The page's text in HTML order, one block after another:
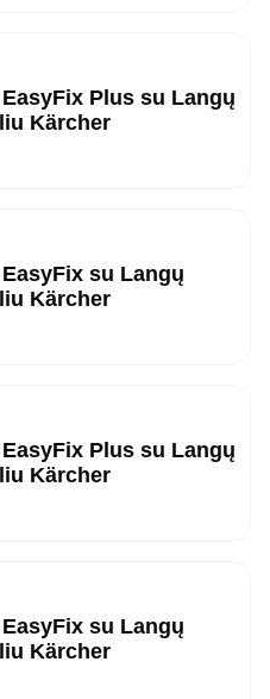
Plus su Langų
Kärcher
su Langų
Kärcher
Plus su Langų
Kärcher
su Langų
Kärcher